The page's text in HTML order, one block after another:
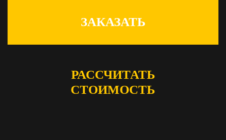
ЗАКАЗАТЬ
РАССЧИТАТЬ
СТОИМОСТЬ